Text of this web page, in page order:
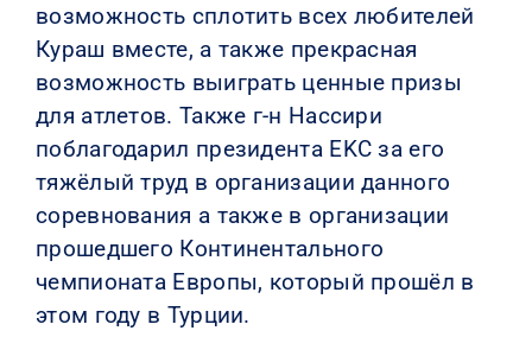
возможность сплотить всех любителей
Кураш вместе, а также прекрасная
возможность выиграть ценные призы
для атлетов. Также г-н Нассири
поблагодарил президента EKC за его
тяжёлый труд в организации данного
соревнования а также в организации
прошедшего Континентального
чемпионата Европы, который прошёл в
этом году в Турции.